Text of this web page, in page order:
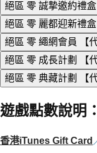
絕區 零 誠摯邀約禮盒
絕區 零 麗都迎新禮盒
絕區 零 繩網會員 【代
絕區 零 成長計劃 【代
絕區 零 典藏計劃 【代
遊戲點數說明 ：
香港iTunes Gift Card